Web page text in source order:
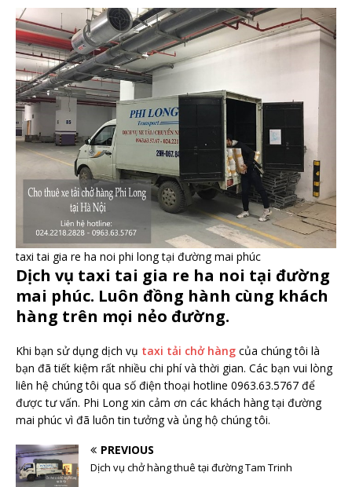
taxi tai gia re ha noi phi long tại đường mai phúc
Dịch vụ taxi tai gia re ha noi tại đường
mai phúc. Luôn đồng hành cùng khách
hàng trên mọi nẻo đường.
Khi bạn sử dụng dịch vụ taxi tải chở hàng của chúng tôi là
bạn đã tiết kiệm rất nhiều chi phí và thời gian. Các bạn vui lòng
liên hệ chúng tôi qua số điện thoại hotline 0963.63.5767 để
được tư vấn. Phi Long xin cảm ơn các khách hàng tại đường
mai phúc vì đã luôn tin tưởng và ủng hộ chúng tôi.
PREVIOUS
Dịch vụ chở hàng thuê tại đường Tam Trinh